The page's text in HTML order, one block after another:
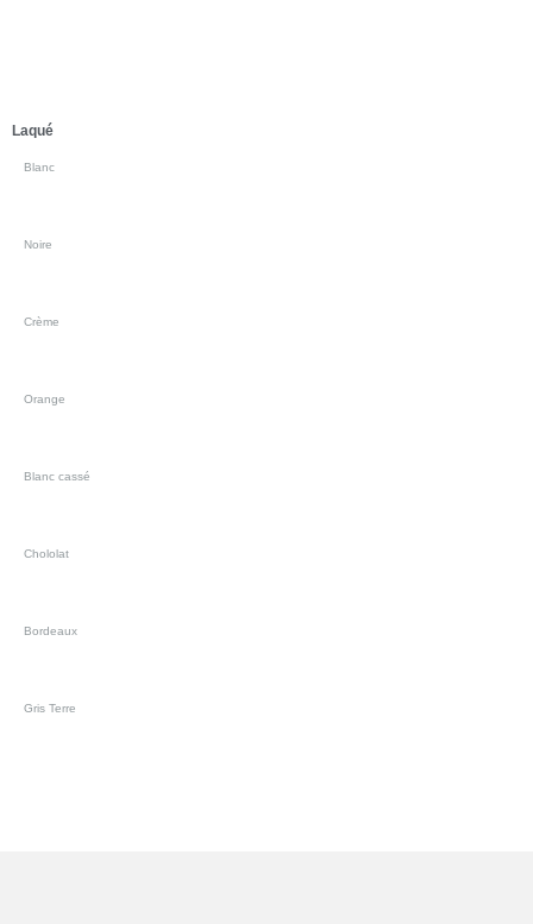
Laqué
Blanc
Noire
Crème
Orange
Blanc cassé
Chololat
Bordeaux
Gris Terre